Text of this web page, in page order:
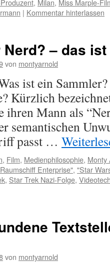
, Milan, Miss Marple-
| Kommentar hinterlassen
– das
von montyarnold
ist ein
Kürzlich
Mann als
semantischen
passt …
, Film, Medienphilosophie, Monty
Enterprise", "Star
, Star Trek Nazi-Folge,
von montyarnold